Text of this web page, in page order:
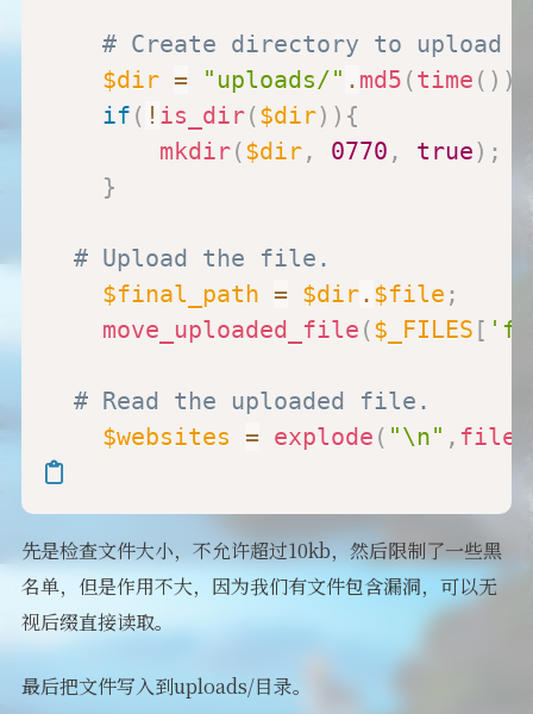
# Create directory to upload
$dir = "uploads/" . md5 (time ( ) )
if ( ! is_dir($dir) ) {
mkdir($dir, 0770 , true) ;
}
# Upload the file.
$final_path = $dir. $file ;
move_uploaded_file ($_FILES [
# Read the uploaded file.
$websites = explode ( "\n" ,
先是检查文件大小，不允许超过10kb，然后限制了一些黑
名单，但是作用不大，因为我们有文件包含漏洞，可以无
视后缀直接读取。
最后把文件写入到uploads/目录。